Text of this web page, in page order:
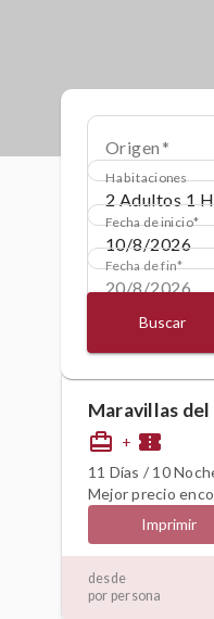
Origen
Habitaciones
Fecha de inicio
Fecha de fin
Buscar
Maravillas
card_travel + confirmation_number
11 Días / 10
Mejor precio
Imprimir
desde
por persona